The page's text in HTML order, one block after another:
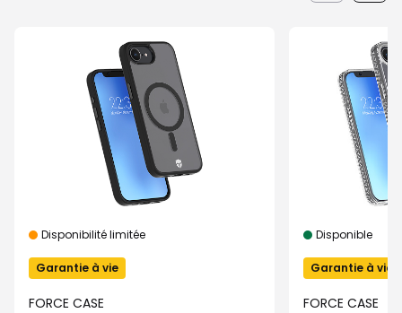
Disponibilité limitée
Garantie à vie
FORCE CASE
Disponible
Garantie à vie
FORCE CASE